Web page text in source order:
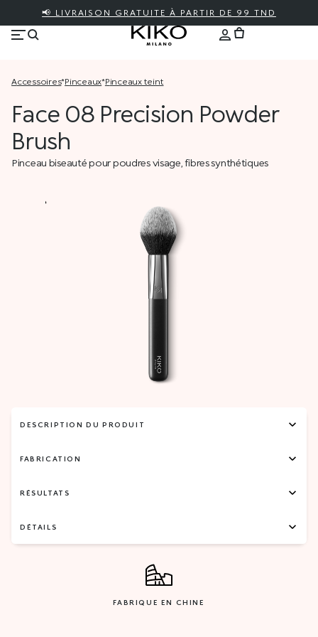
📢 LIVRAISON GRATUITE À PARTIR DE 99 TND
accessoires* pinceaux* pinceaux teint
Face 08 Precision Powder
Brush
Pinceau biseauté pour poudres visage, fibres synthétiques
DESCRIPTION DU PRODUIT
FABRICATION
RÉSULTATS
DÉTAILS
FABRIQUE EN CHINE